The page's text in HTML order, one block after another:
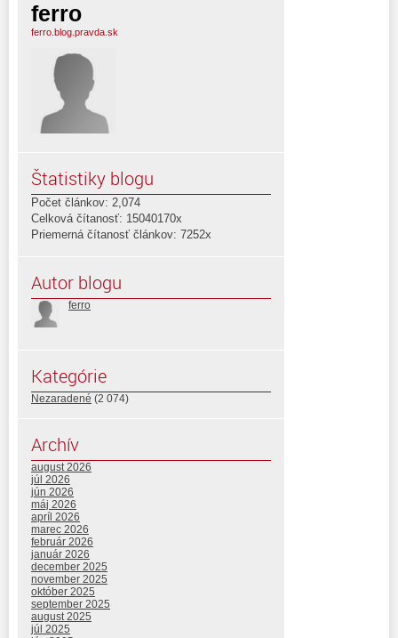
ferro
ferro.blog.pravda.sk
Štatistiky blogu
Počet článkov: 2,074
Celková čítanosť: 15040170x
Priemerná čítanosť článkov: 7252x
Autor blogu
ferro
Kategórie
Nezaradené (2 074)
Archív
august 2026
júl 2026
jún 2026
máj 2026
apríl 2026
marec 2026
február 2026
január 2026
december 2025
november 2025
október 2025
september 2025
august 2025
júl 2025